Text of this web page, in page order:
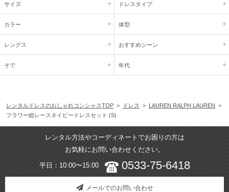
サイズ ドレスタイプ
カラー 体型
レングス おすすめシーン
そで 年代
レンタルドレスのおしゃれコンシャスTOP > ドレス > LAUREN RALPH LAUREN
>
フラワー総レースネイビードレスセット (S)
レンタル方法やコーディネートでお困りの方は
お気軽にお問い合わせください。
平日：10:00〜15:00 0533-75-6418
メールでのお問い合わせ